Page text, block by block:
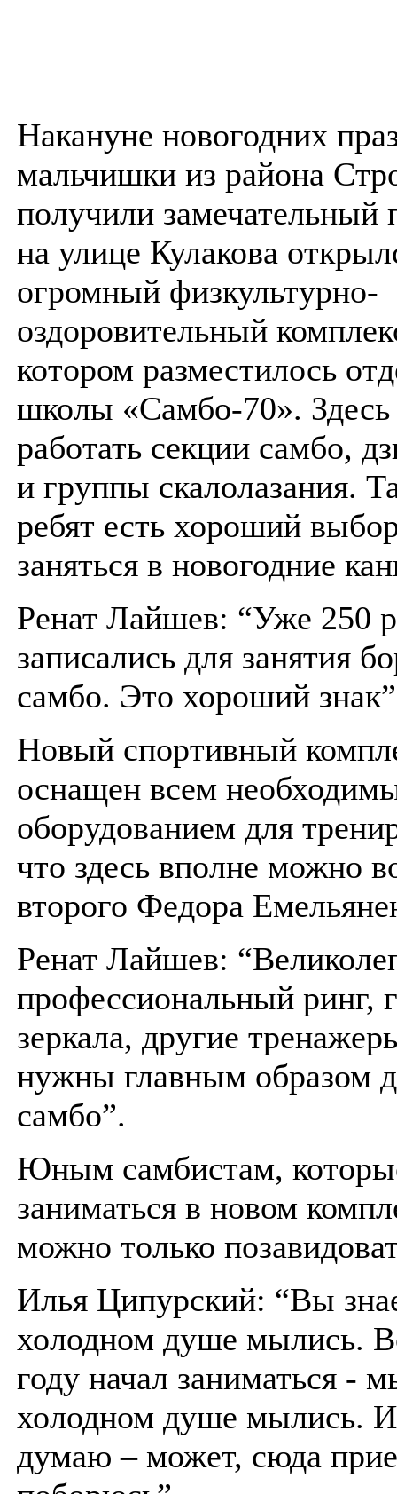
Накануне новогодних
мальчишки из района
получили замечательный
на улице Кулакова
огромный физкультурно-
оздоровительный
котором разместилось
школы «Самбо-70». Здесь
работать секции самбо,
и группы скалолазания.
ребят есть хороший
заняться в новогодние
Ренат Лайшев: “Уже 250
записались для занятия
самбо. Это хороший
Новый спортивный
оснащен всем
оборудованием для
что здесь вполне можно
второго Федора
Ренат Лайшев:
профессиональный ринг,
зеркала, другие
нужны главным образом
самбо”.
Юным самбистам,
заниматься в новом
можно только
Илья Ципурский: “Вы
холодном душе мылись.
году начал заниматься -
холодном душе мылись.
думаю – может, сюда